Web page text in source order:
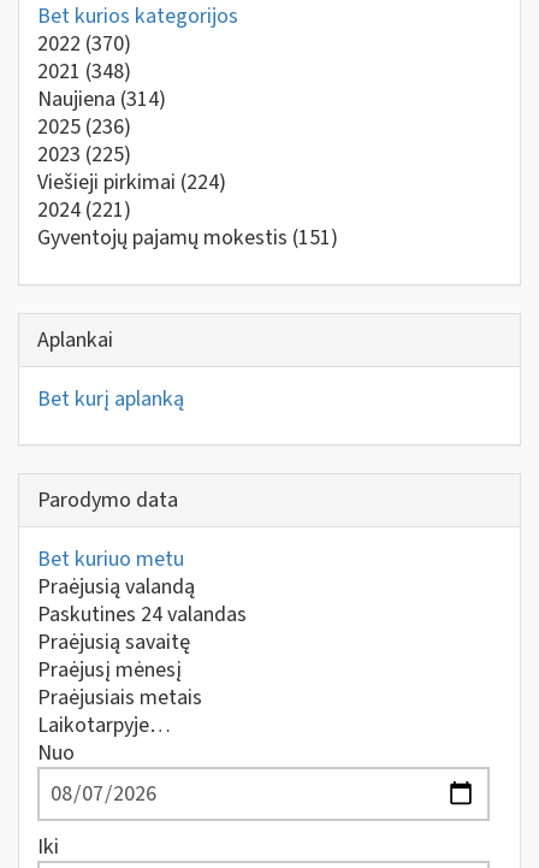
Bet kurios kategorijos
2022 (370)
2021 (348)
Naujiena (314)
2025 (236)
2023 (225)
Viešieji pirkimai (224)
2024 (221)
Gyventojų pajamų mokestis (151)
Aplankai
Bet kurį aplanką
Parodymo data
Bet kuriuo metu
Praėjusią valandą
Paskutines 24 valandas
Praėjusią savaitę
Praėjusį mėnesį
Praėjusiais metais
Laikotarpyje…
Nuo
Iki